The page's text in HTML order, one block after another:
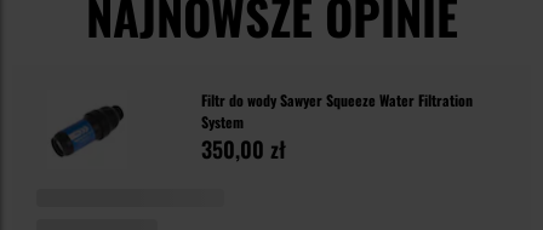
NAJNOWSZE OPINIE
Filtr do wody Sawyer Squeeze Water Filtration
System
350,00 zł